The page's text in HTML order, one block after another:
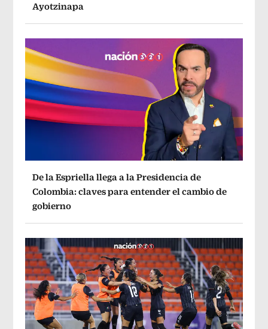
Ayotzinapa
De la Espriella llega a la Presidencia de
Colombia: claves para entender el cambio de
gobierno